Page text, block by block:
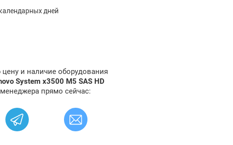
дней
цену и наличие оборудования
System x3500 M5 SAS HD
прямо сейчас: